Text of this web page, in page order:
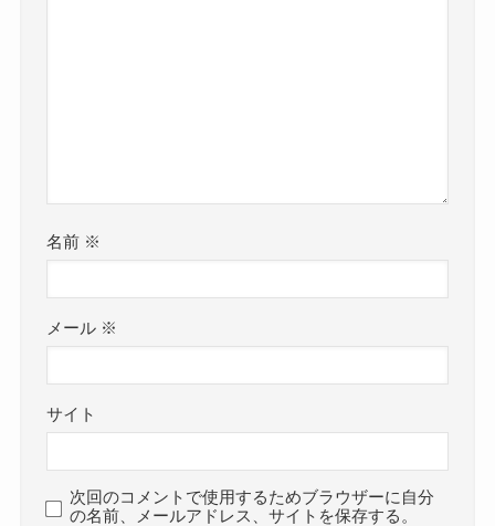
名前 ※
メール ※
サイト
次回のコメントで使用するためブラウザーに自分
の名前、メールアドレス、サイトを保存する。